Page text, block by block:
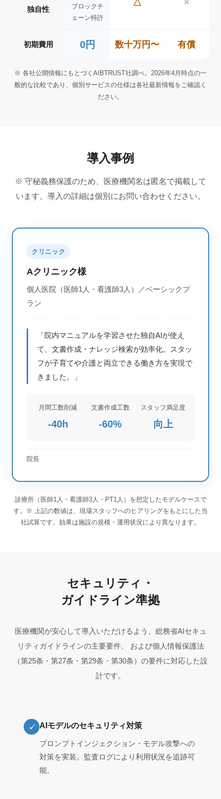
独自性
ブロックチ
ェーン特許
△ ×
初期費用 0円 数十万円〜 有償
※ 各社公開情報にもとづくAIBTRUST社調べ。2026年4月時点の一
般的な比較であり、個別サービスの仕様は各社最新情報をご確認く
ださい。
導入事例
※ 守秘義務保護のため、医療機関名は匿名で掲載して
います。導入の詳細は個別にお問い合わせください。
クリニック
Aクリニック様
個人医院（医師1人・看護師3人）／ベーシックプ
ラン
「院内マニュアルを学習させた独自AIが使え
て、文書作成・ナレッジ検索が効率化。スタッ
フが子育てや介護と両立できる働き方を実現で
きました。」
月間工数削減
-40h
文書作成工数
-60%
スタッフ満足度
向上
院長
診療所（医師1人・看護師3人・PT1人）を想定したモデルケースで
す。※ 上記の数値は、現場スタッフへのヒアリングをもとにした当
社試算です。効果は施設の規模・運用状況により異なります。
セキュリティ・
ガイドライン準拠
医療機関が安心して導入いただけるよう、総務省AIセキュ
リティガイドラインの主要要件、 および個人情報保護法
（第25条・第27条・第29条・第30条）の要件に対応した設
計です。
✓ AIモデルのセキュリティ対策
プロンプトインジェクション・モデル攻撃への
対策を実装。監査ログにより利用状況を追跡可
能。